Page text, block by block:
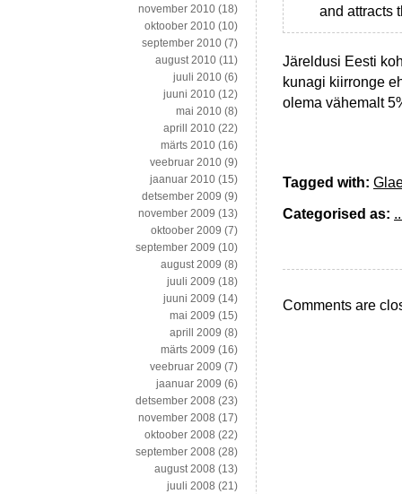
and attracts
Järeldusi Eesti
kunagi kiirronge
olema vähemalt
Tagged with:
Categorised as:
Comments are
november 2010 (18)
oktoober 2010 (10)
september 2010 (7)
august 2010 (11)
juuli 2010 (6)
juuni 2010 (12)
mai 2010 (8)
aprill 2010 (22)
märts 2010 (16)
veebruar 2010 (9)
jaanuar 2010 (15)
detsember 2009 (9)
november 2009 (13)
oktoober 2009 (7)
september 2009 (10)
august 2009 (8)
juuli 2009 (18)
juuni 2009 (14)
mai 2009 (15)
aprill 2009 (8)
märts 2009 (16)
veebruar 2009 (7)
jaanuar 2009 (6)
detsember 2008 (23)
november 2008 (17)
oktoober 2008 (22)
september 2008 (28)
august 2008 (13)
juuli 2008 (21)